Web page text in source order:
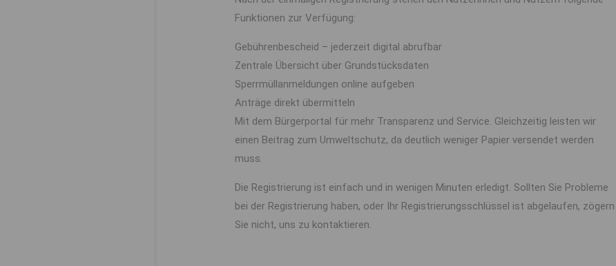
Funktionen zur Verfügung:
Gebührenbescheid – jederzeit digital abrufbar
Zentrale Übersicht über Grundstücksdaten
Sperrmüllanmeldungen online aufgeben
Anträge direkt übermitteln
Mit dem Bürgerportal für mehr Transparenz und Service. Gleichzeitig leisten wir
einen Beitrag zum Umweltschutz, da deutlich weniger Papier versendet werden
muss.
Die Registrierung ist einfach und in wenigen Minuten erledigt. Sollten Sie Probleme
bei der Registrierung haben, oder Ihr Registrierungsschlüssel ist abgelaufen, zögern
Sie nicht, uns zu kontaktieren.